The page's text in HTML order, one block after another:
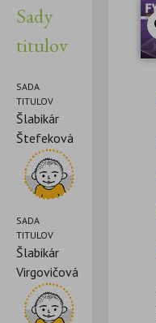
Sady
titulov
SADA
TITULOV
Šlabikár
Štefeková
SADA
TITULOV
Šlabikár
Virgovičová